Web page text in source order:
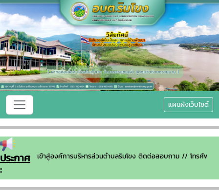
แผนผังเว็บไซต์
ประกาศ
:
นดีต้อนรับเข้าสู่องค์การบริหารส่วนตำบลริมโขง ติดต่อสอบถาม // โทรศัพท์